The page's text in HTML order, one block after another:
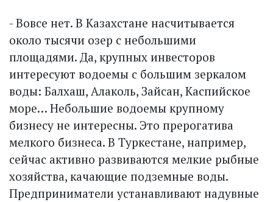
- Вовсе нет. В Казахстане насчитывается
около тысячи озер с небольшими
площадями. Да, крупных инвесторов
интересуют водоемы с большим зеркалом
воды: Балхаш, Алаколь, Зайсан, Каспийское
море… Небольшие водоемы крупному
бизнесу не интересны. Это прерогатива
мелкого бизнеса. В Туркестане, например,
сейчас активно развиваются мелкие рыбные
хозяйства, качающие подземные воды.
Предприниматели устанавливают надувные